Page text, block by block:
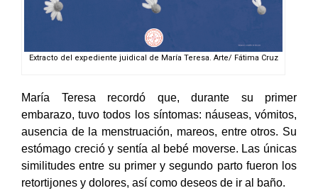
María Teresa recordó que, durante su primer
embarazo, tuvo todos los síntomas: náuseas, vómitos,
ausencia de la menstruación, mareos, entre otros. Su
estómago creció y sentía al bebé moverse. Las únicas
similitudes entre su primer y segundo parto fueron los
retortijones y dolores, así como deseos de ir al baño.